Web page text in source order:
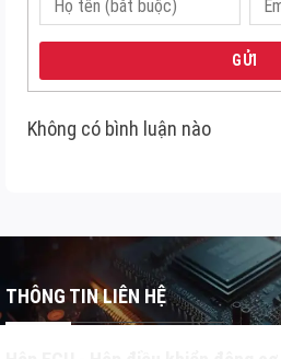
GỬI
Không có bình luận nào
THÔNG TIN LIÊN HỆ